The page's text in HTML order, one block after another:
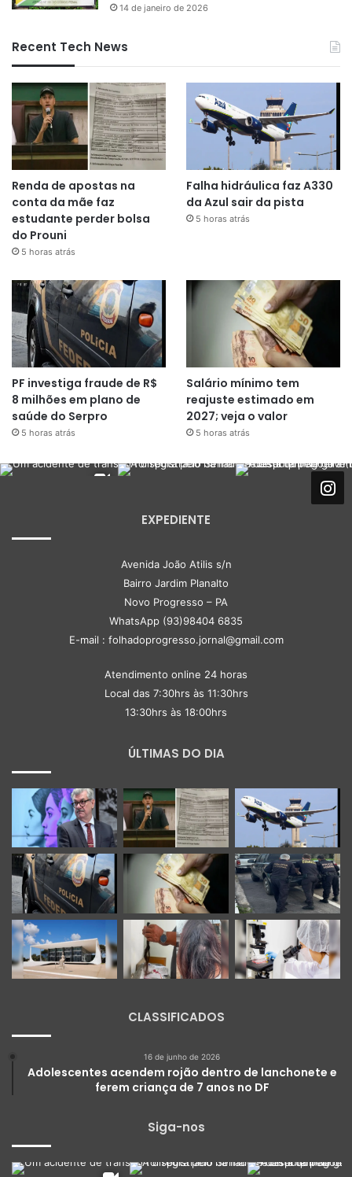
14 de janeiro de 2026
Recent Tech News
Renda de apostas na
conta da mãe faz
estudante perder bolsa
do Prouni
5 horas atrás
Falha hidráulica faz A330
da Azul sair da pista
5 horas atrás
PF investiga fraude de R$
8 milhões em plano de
saúde do Serpro
5 horas atrás
Salário mínimo tem
reajuste estimado em
2027; veja o valor
5 horas atrás
EXPEDIENTE
Avenida João Atilis s/n
Bairro Jardim Planalto
Novo Progresso – PA
WhatsApp (93)98404 6835
E-mail : folhadoprogresso.jornal@gmail.com
Atendimento online 24 horas
Local das 7:30hrs às 11:30hrs
13:30hrs às 18:00hrs
ÚLTIMAS DO DIA
CLASSIFICADOS
16 de junho de 2026
Adolescentes acendem rojão dentro de lanchonete e
ferem criança de 7 anos no DF
Siga-nos